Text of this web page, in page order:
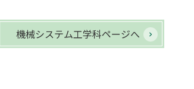
機械システム工学科ページへ